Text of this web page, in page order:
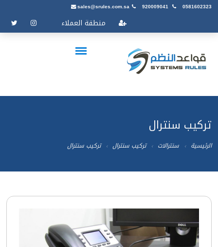
sales@srules.com.sa 920009041 0581602323
منطقة العملاء
تركيب سنترال
الرئيسية سنترالات تركيب سنترال تركيب سنترال